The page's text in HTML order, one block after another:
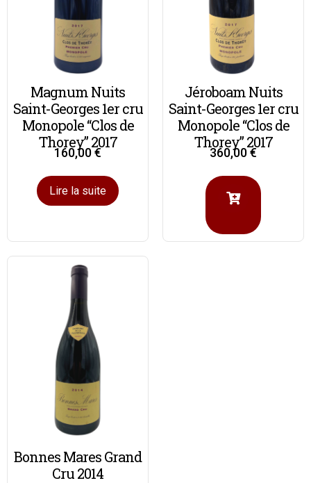
Magnum Nuits
Saint-Georges 1er cru
Monopole “Clos de
Thorey” 2017
160,00€
Lire la suite
Jéroboam Nuits
Saint-Georges 1er cru
Monopole “Clos de
Thorey” 2017
360,00€
Bonnes Mares Grand
Cru 2014